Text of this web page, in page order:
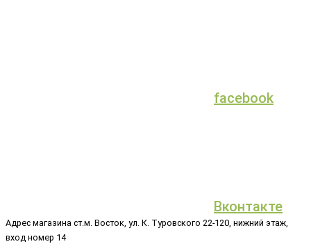
facebook
Вконтакте
Адрес магазина ст.м. Восток, ул. К. Туровского 22-120, нижний этаж,
вход номер 14